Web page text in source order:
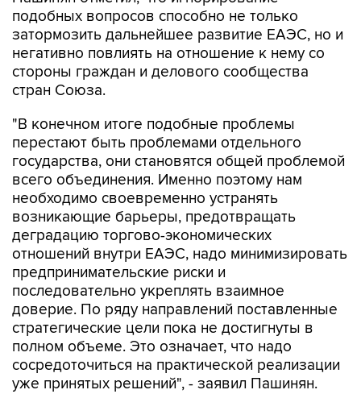
подобных вопросов способно не только
затормозить дальнейшее развитие ЕАЭС, но и
негативно повлиять на отношение к нему со
стороны граждан и делового сообщества
стран Союза.
"В конечном итоге подобные проблемы
перестают быть проблемами отдельного
государства, они становятся общей проблемой
всего объединения. Именно поэтому нам
необходимо своевременно устранять
возникающие барьеры, предотвращать
деградацию торгово-экономических
отношений внутри ЕАЭС, надо минимизировать
предпринимательские риски и
последовательно укреплять взаимное
доверие. По ряду направлений поставленные
стратегические цели пока не достигнуты в
полном объеме. Это означает, что надо
сосредоточиться на практической реализации
уже принятых решений", - заявил Пашинян.